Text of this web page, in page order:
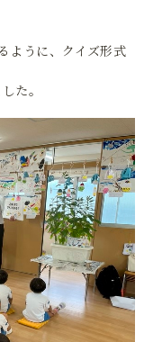
ように、クイズ形式
た。